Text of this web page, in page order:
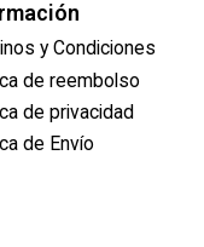
y Condiciones
de reembolso
de privacidad
de Envío